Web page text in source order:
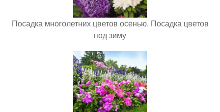
Посадка многолетних цветов осенью. Посадка цветов
под зиму